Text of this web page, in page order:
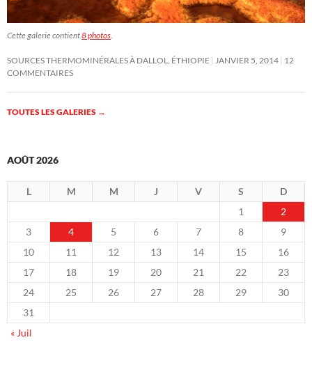
Cette galerie contient8 photos.
SOURCES THERMOMINÉRALES À DALLOL, ÉTHIOPIE JANVIER 5, 2014 12
COMMENTAIRES
TOUTES LES GALERIES →
AOÛT 2026
L M M J V S
D
1
2
3
4 5 6 7 8
9
10
11 12 13 14 15
16
17
18 19 20 21 22
23
24
25 26 27 28 29
30
31
« Juil